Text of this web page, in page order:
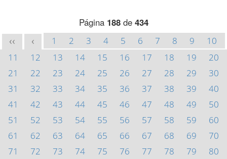
Página 188de 434
<< < 1 2 3 4 5 6 7 8 9
10
11
12 13 14 15 16 17 18 19
20
21
22 23 24 25 26 27 28 29
30
31
32 33 34 35 36 37 38 39
40
41
42 43 44 45 46 47 48 49
50
51
52 53 54 55 56 57 58 59
60
61
62 63 64 65 66 67 68 69
70
71
72 73 74 75 76 77 78 79
80